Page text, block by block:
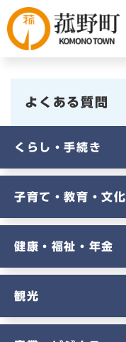
ー
ジ
す
よくある質問
くらし・手続き
子育て・教育・文化
健康・福祉・年金
観光